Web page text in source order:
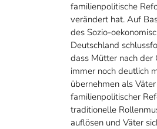
familienpolitische
verändert hat. Auf
des Sozio-
Deutschland
dass Mütter nach der
immer noch deutlich
übernehmen als
familienpolitischer
traditionelle
auflösen und Väter